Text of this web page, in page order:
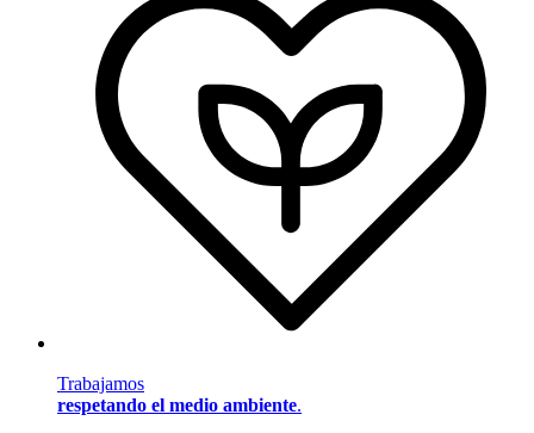
Trabajamos
respetando el medio ambiente.